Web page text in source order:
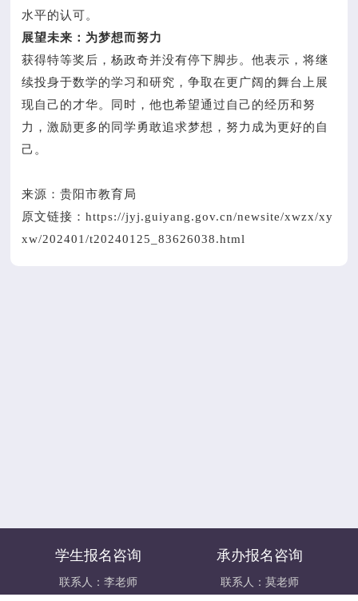
水平的认可。
展望未来：为梦想而努力
获得特等奖后，杨政奇并没有停下脚步。他表示，将继
续投身于数学的学习和研究，争取在更广阔的舞台上展
现自己的才华。同时，他也希望通过自己的经历和努
力，激励更多的同学勇敢追求梦想，努力成为更好的自
己。
来源：贵阳市教育局
原文链接：https://jyj.guiyang.gov.cn/newsite/xwzx/xy
xw/202401/t20240125_83626038.html
学生报名咨询
联系人：李老师
承办报名咨询
联系人：莫老师